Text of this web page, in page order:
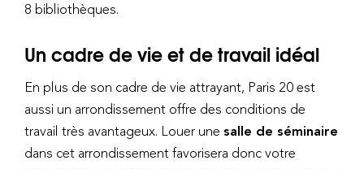
8 bibliothèques.
Un cadre de vie et de travail idéal
En plus de son cadre de vie attrayant, Paris 20 est
aussi un arrondissement offre des conditions de
travail très avantageux. Louer une salle de séminaire
dans cet arrondissement favorisera donc votre